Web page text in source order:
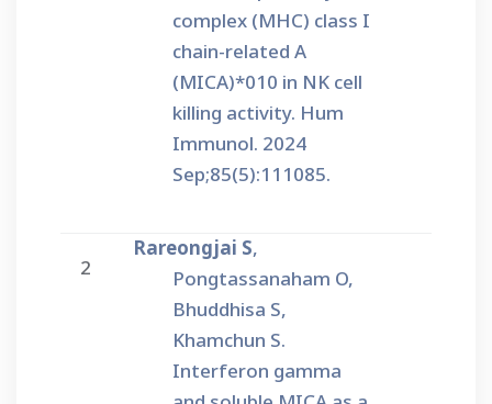
complex (MHC) class I
chain-related A
(MICA)*010 in NK cell
killing activity. Hum
Immunol. 2024
Sep;85(5):111085.
2
Rareongjai S,
Pongtassanaham O,
Bhuddhisa S,
Khamchun S.
Interferon gamma